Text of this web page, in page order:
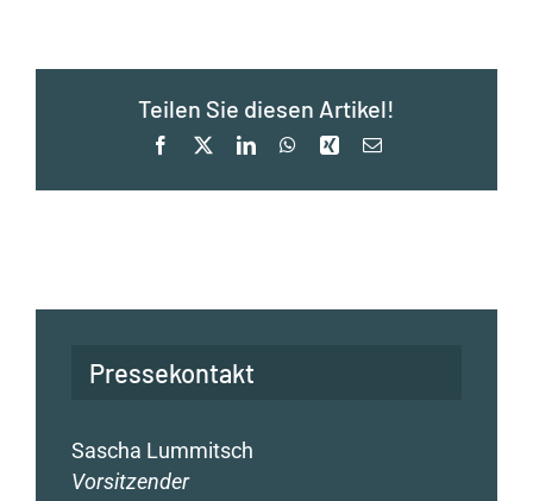
Teilen Sie diesen Artikel!
Facebook LinkedInWhatsApp
Xing E-
Pressekontakt
Sascha Lummitsch
Vorsitzender